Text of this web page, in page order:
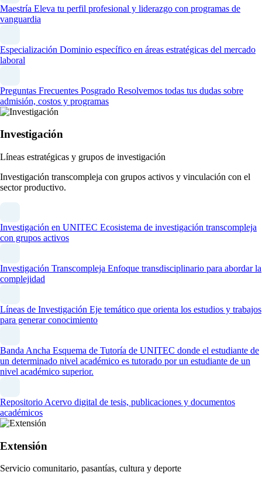
Maestría Eleva tu perfil profesional y liderazgo con programas de
vanguardia
Especialización Dominio específico en áreas estratégicas del mercado
laboral
Preguntas Frecuentes Posgrado Resolvemos todas tus dudas sobre
admisión, costos y programas
Investigación
Líneas estratégicas y grupos de investigación
Investigación transcompleja con grupos activos y vinculación con el
sector productivo.
Investigación en UNITEC Ecosistema de investigación transcompleja
con grupos activos
Investigación Transcompleja Enfoque transdisciplinario para abordar la
complejidad
Líneas de Investigación Eje temático que orienta los estudios y trabajos
para generar conocimiento
Banda Ancha Esquema de Tutoría de UNITEC donde el estudiante de
un determinado nivel académico es tutorado por un estudiante de un
nivel académico superior.
Repositorio Acervo digital de tesis, publicaciones y documentos
académicos
Extensión
Servicio comunitario, pasantías, cultura y deporte